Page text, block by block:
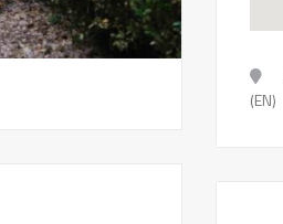
(EN)